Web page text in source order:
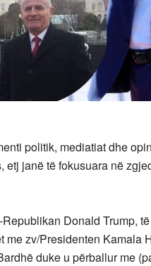
politik, mediatiat dhe
etj janë të fokusuara në
Donald Trump,
me zv/Presidenten Kamala
duke u përballur me